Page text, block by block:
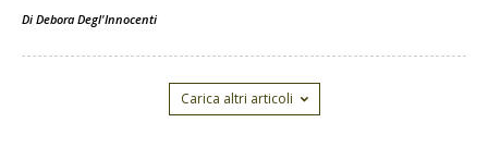
Di Debora Degl'Innocenti
Carica altri articoli